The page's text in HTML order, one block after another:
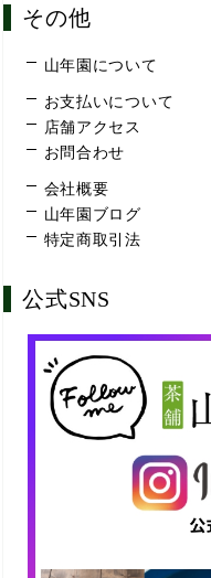
その他
山年園について
お支払いについて
店舗アクセス
お問合わせ
会社概要
山年園ブログ
特定商取引法
公式SNS